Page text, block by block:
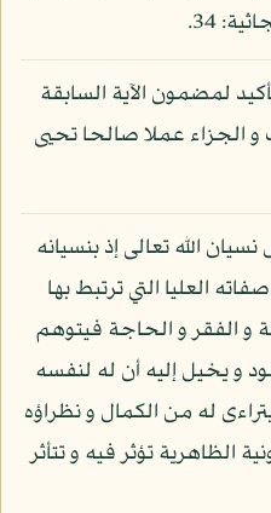
34.
لمضمون الآية السابقة
الجزاء عملا صالحا تحيى
الله تعالى إذ بنسيانه
العليا التي ترتبط بها
و الفقر و الحاجة فيتوهم
و يخيل إليه أن له لنفسه
له من الكمال و نظراؤه
الظاهرية تؤثر فيه و تتأثر